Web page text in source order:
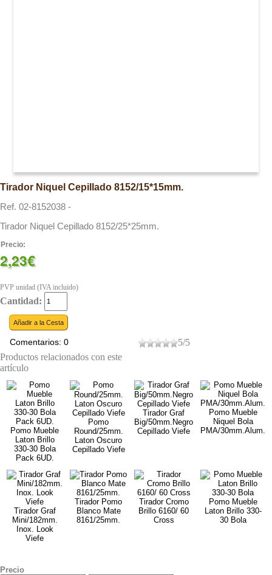
Tirador Niquel Cepillado 8152/15*15mm.
Ref. 02-8152038 -
Tirador Niquel Cepillado 8152/25*25mm.
Precio:
2,23€
PVP unidad (IVA incluido)
Cantidad:
5/5
Comentarios: 0
Productos relacionados con este
artículo
Pomo Mueble
Laton Brillo
330-30 Bola
Pack 6UD.
Pomo
Round/25mm.
Laton Oscuro
Cepillado Viefe
Tirador Graf
Big/50mm.Negro
Cepillado Viefe
Pomo Mueble
Niquel Bola
PMA/30mm.Alum.
Tirador Graf
Mini/182mm.
Inox. Look
Viefe
Tirador Pomo
Blanco Mate
8161/25mm.
Tirador Cromo
Brillo 6160/ 60
Cross
Pomo Mueble
Laton Brillo 330-
30 Bola
Precio